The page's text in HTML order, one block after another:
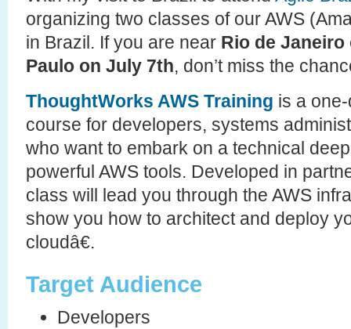
organizing two classes of our AWS
in Brazil. If you are near Rio de
Paulo on July 7th, don’t miss the
ThoughtWorks AWS Training is a
course for developers, systems
who want to embark on a technical
powerful AWS tools. Developed in
class will lead you through the AWS
show you how to architect and deploy
cloudâ€.
Target Audience
Developers